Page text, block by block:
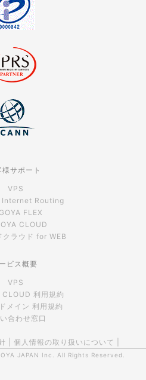
様サポート
VPS
Internet Routing
FLEX
CLOUD
クラウド for WEB
ビス概要
VPS
CLOUD 利用規約
メイン 利用規約
合わせ窓口
個人情報の取り扱いについて
JAPAN Inc. All Rights Reserved.